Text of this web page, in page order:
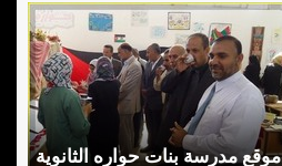
موقع مدرسة بنات حواره الثانوية